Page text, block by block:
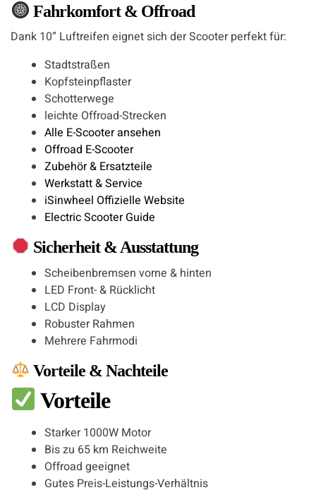
Fahrkomfort & Offroad
Dank 10” Luftreifen eignet sich der Scooter perfekt für:
Stadtstraßen
Kopfsteinpflaster
Schotterwege
leichte Offroad-Strecken
Alle E-Scooter ansehen
Offroad E-Scooter
Zubehör & Ersatzteile
Werkstatt & Service
iSinwheel Offizielle Website
Electric Scooter Guide
Sicherheit & Ausstattung
Scheibenbremsen vorne & hinten
LED Front- & Rücklicht
LCD Display
Robuster Rahmen
Mehrere Fahrmodi
Vorteile & Nachteile
Vorteile
Starker 1000W Motor
Bis zu 65 km Reichweite
Offroad geeignet
Gutes Preis-Leistungs-Verhältnis